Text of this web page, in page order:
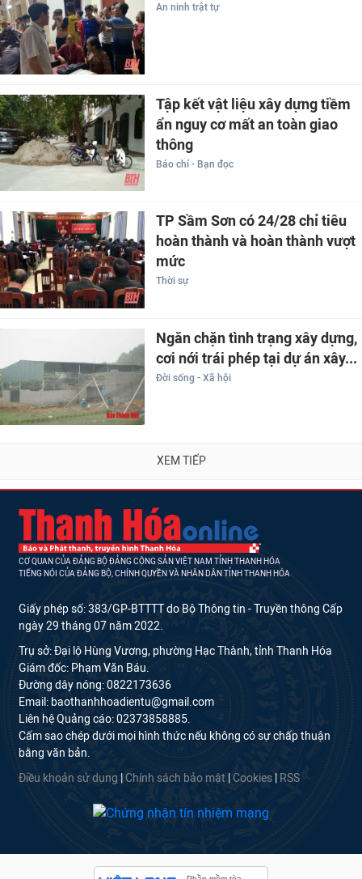
An ninh trật tự
Tập kết vật liệu xây dựng tiềm
ẩn nguy cơ mất an toàn giao
thông
Báo chí - Bạn đọc
TP Sầm Sơn có 24/28 chỉ tiêu
hoàn thành và hoàn thành vượt
mức
Thời sự
Ngăn chặn tình trạng xây dựng,
cơi nới trái phép tại dự án xây...
Đời sống - Xã hội
XEM TIẾP
CƠ QUAN CỦA ĐẢNG BỘ ĐẢNG CỘNG SẢN VIỆT NAM TỈNH THANH HÓA
TIẾNG NÓI CỦA ĐẢNG BỘ, CHÍNH QUYỀN VÀ NHÂN DÂN TỈNH THANH HÓA
Giấy phép số: 383/GP-BTTTT do Bộ Thông tin - Truyền thông Cấp
ngày 29 tháng 07 năm 2022.
Trụ sở: Đại lộ Hùng Vương, phường Hạc Thành, tỉnh Thanh Hóa
Giám đốc: Phạm Văn Báu.
Đường dây nóng: 0822173636
Email: baothanhhoadientu@gmail.com
Liên hệ Quảng cáo: 02373858885.
Cấm sao chép dưới mọi hình thức nếu không có sự chấp thuận
bằng văn bản.
Điều khoản sử dụng Chính sách bảo mật Cookies RSS